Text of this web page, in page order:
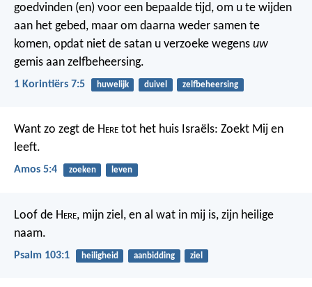
goedvinden (en) voor een bepaalde tijd, om u te wijden
aan het gebed, maar om daarna weder samen te
komen, opdat niet de satan u verzoeke wegens uw
gemis aan zelfbeheersing.
1 Korintiërs 7:5 huwelijk duivel zelfbeheersing
Want zo zegt de Here tot het huis Israëls: Zoekt Mij en
leeft.
Amos 5:4 zoeken leven
Loof de Here, mijn ziel, en al wat in mij is, zijn heilige
naam.
Psalm 103:1 heiligheid aanbidding ziel